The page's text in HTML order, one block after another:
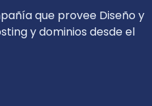
que provee Diseño y
y dominios desde el